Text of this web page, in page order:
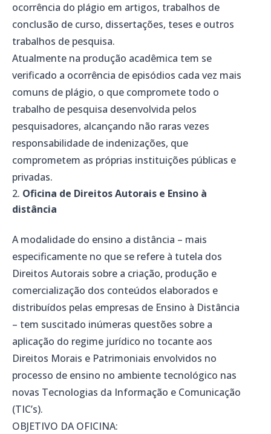
ocorrência do plágio em artigos, trabalhos de
conclusão de curso, dissertações, teses e outros
trabalhos de pesquisa.
Atualmente na produção acadêmica tem se
verificado a ocorrência de episódios cada vez mais
comuns de plágio, o que compromete todo o
trabalho de pesquisa desenvolvida pelos
pesquisadores, alcançando não raras vezes
responsabilidade de indenizações, que
comprometem as próprias instituições públicas e
privadas.
Oficina de Direitos Autorais e Ensino à
distância
A modalidade do ensino a distância – mais
especificamente no que se refere à tutela dos
Direitos Autorais sobre a criação, produção e
comercialização dos conteúdos elaborados e
distribuídos pelas empresas de Ensino à Distância
– tem suscitado inúmeras questões sobre a
aplicação do regime jurídico no tocante aos
Direitos Morais e Patrimoniais envolvidos no
processo de ensino no ambiente tecnológico nas
novas Tecnologias da Informação e Comunicação
(TIC’s).
OBJETIVO DA OFICINA: